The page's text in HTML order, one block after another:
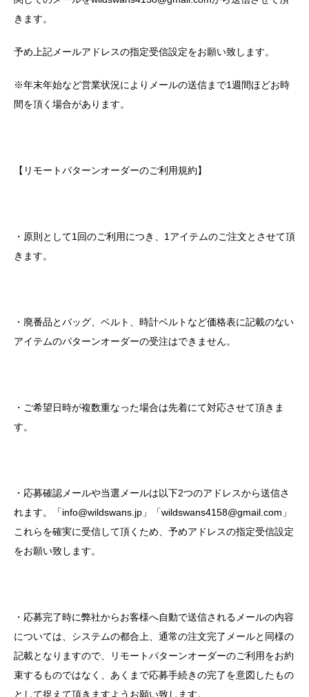
きます。
予め上記メールアドレスの指定受信設定をお願い致します。
※年末年始など営業状況によりメールの送信まで1週間ほどお時
間を頂く場合があります。
【リモートパターンオーダーのご利用規約】
・原則として1 回のご利用につき、 1 アイテムのご注文とさせて頂
きます。
・廃番品とバッグ、ベルト、時計ベルトなど価格表に記載のない
アイテムのパターンオーダーの受注はできません。
・ご希望日時が複数重なった場合は先着にて対応させて頂きま
す。
・応募確認メールや当選メールは以下2つのアドレスから送信さ
れます。「info@wildswans.jp 」「wildswans4158@gmail.com 」
これらを確実に受信して頂くため、予めアドレスの指定受信設定
をお願い致します。
・応募完了時に弊社からお客様へ自動で送信されるメールの内容
については、システムの都合上、通常の注文完了メールと同様の
記載となりますので、リモートパターンオーダーのご利用をお約
束するものではなく、あくまで応募手続きの完了を意図したもの
として捉えて頂きますようお願い致します。